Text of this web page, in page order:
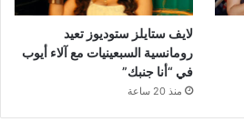
لايف ستايلز ستوديوز تعيد
رومانسية السبعينيات مع آلاء أيوب
في “أنا جنبك”
منذ 20 ساعة